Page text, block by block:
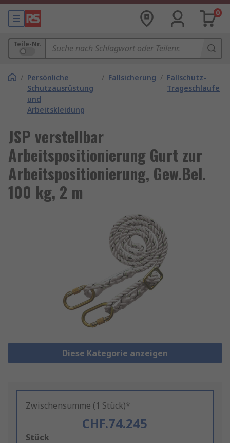
0
Teile-Nr.
/ Persönliche
Schutzausrüstung
und
Arbeitskleidung
/ Fallsicherung / Fallschutz-
Trageschlaufe
JSP verstellbar
Arbeitspositionierung Gurt zur
Arbeitspositionierung, Gew.Bel.
100 kg, 2 m
Diese Kategorie anzeigen
Zwischensumme (1 Stück)*
CHF.74.245
Add
Stück